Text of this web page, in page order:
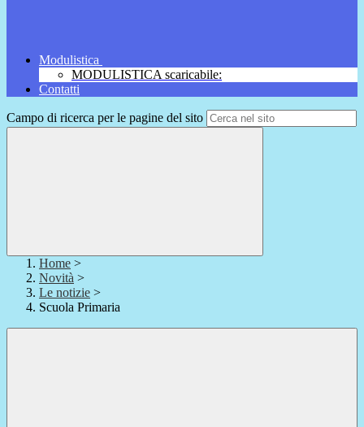
Modulistica
MODULISTICA scaricabile:
Contatti
Campo di ricerca per le pagine del sito
Home >
Novità >
Le notizie >
Scuola Primaria